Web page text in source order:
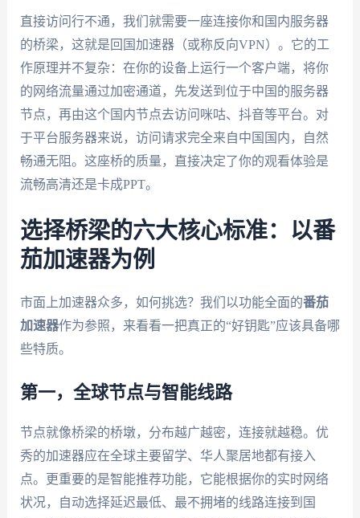
直接访问行不通，我们就需要一座连接你和国内服务器
的桥梁，这就是回国加速器（或称反向VPN）。它的工
作原理并不复杂：在你的设备上运行一个客户端，将你
的网络流量通过加密通道，先发送到位于中国的服务器
节点，再由这个国内节点去访问咪咕、抖音等平台。对
于平台服务器来说，访问请求完全来自中国国内，自然
畅通无阻。这座桥的质量，直接决定了你的观看体验是
流畅高清还是卡成PPT。
选择桥梁的六大核心标准：以番
茄加速器为例
市面上加速器众多，如何挑选？我们以功能全面的番茄
加速器作为参照，来看看一把真正的“好钥匙”应该具备哪
些特质。
第一，全球节点与智能线路
节点就像桥梁的桥墩，分布越广越密，连接就越稳。优
秀的加速器应在全球主要留学、华人聚居地都有接入
点。更重要的是智能推荐功能，它能根据你的实时网络
状况，自动选择延迟最低、最不拥堵的线路连接到国